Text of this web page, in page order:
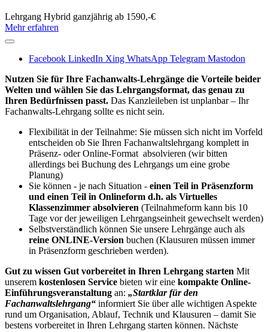
Lehrgang Hybrid ganzjährig ab 1590,-€
Mehr erfahren
Facebook LinkedIn Xing WhatsApp Telegram Mastodon
Nutzen Sie für Ihre Fachanwalts-Lehrgänge die Vorteile beider
Welten und wählen Sie das Lehrgangsformat, das genau zu
Ihren Bedürfnissen passt. Das Kanzleileben ist unplanbar – Ihr
Fachanwalts-Lehrgang sollte es nicht sein.
Flexibilität in der Teilnahme: Sie müssen sich nicht im Vorfeld
entscheiden ob Sie Ihren Fachanwaltslehrgang komplett in
Präsenz- oder Online-Format absolvieren (wir bitten
allerdings bei Buchung des Lehrgangs um eine grobe
Planung)
Sie können - je nach Situation - einen Teil in Präsenzform
und einen Teil in Onlineform d.h. als Virtuelles
Klassenzimmer absolvieren (Teilnahmeform kann bis 10
Tage vor der jeweiligen Lehrgangseinheit gewechselt werden)
Selbstverständlich können Sie unsere Lehrgänge auch als
reine ONLINE-Version buchen (Klausuren müssen immer
in Präsenzform geschrieben werden).
Gut zu wissen Gut vorbereitet in Ihren Lehrgang starten Mit
unserem kostenlosen Service bieten wir eine kompakte Online-
Einführungsveranstaltung an: „Startklar für den
Fachanwaltslehrgang“ informiert Sie über alle wichtigen Aspekte
rund um Organisation, Ablauf, Technik und Klausuren – damit Sie
bestens vorbereitet in Ihren Lehrgang starten können. Nächste